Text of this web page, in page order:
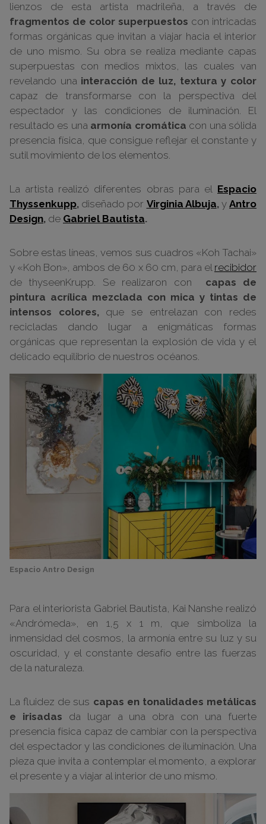
lienzos de esta artista madrileña, a través de
fragmentos de color superpuestos con intricadas
formas orgánicas que invitan a viajar hacia el interior
de uno mismo. Su obra se realiza mediante capas
superpuestas con medios mixtos, las cuales van
revelando una interacción de luz, textura y color
capaz de transformarse con la perspectiva del
espectador y las condiciones de iluminación. El
resultado es unaarmonía cromática con una sólida
presencia física, que consigue reflejar el constante y
sutil movimiento de los elementos.
La artista realizó diferentes obras para el Espacio
Thyssenkupp, diseñado por Virginia Albuja,yAntro
Design, de Gabriel Bautista.
Sobre estas líneas, vemos sus cuadros «Koh Tachai»
y «Koh Bon», ambos de 60 x 60 cm, para el recibidor
de thyseenKrupp. Se realizaron con capas de
pintura acrílica mezclada con mica y tintas de
intensos colores,que se entrelazan con redes
recicladas dando lugar a enigmáticas formas
orgánicas que representan la explosión de vida y el
delicado equilibrio de nuestros océanos.
Espacio Antro Design
Para el interiorista Gabriel Bautista, Kai Nanshe realizó
«Andrómeda», en 1,5 x 1 m, que simboliza la
inmensidad del cosmos, la armonía entre su luz y su
oscuridad, y el constante desafío entre las fuerzas
de la naturaleza.
La fluidez de sus capas en tonalidades metálicas
e irisadas da lugar a una obra con una fuerte
presencia física capaz de cambiar con la perspectiva
del espectador y las condiciones de iluminación. Una
pieza que invita a contemplar el momento, a explorar
el presente y a viajar al interior de uno mismo.